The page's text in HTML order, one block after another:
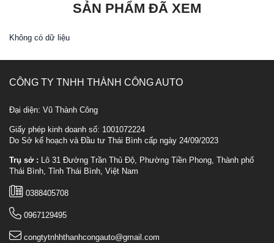
SẢN PHẨM ĐÃ XEM
Không có dữ liệu
CÔNG TY TNHH THÀNH CÔNG AUTO
Đại diện: Vũ Thành Công
Giấy phép kinh doanh số: 1001072224
Do Sở kế hoạch và Đầu tư Thái Bình cấp ngày 24/09/2023
Trụ sở : Lô 31 Đường Trần Thủ Độ, Phường Tiền Phong, Thành phố
Thái Bình, Tỉnh Thái Bình, Việt Nam
0388405708
0967129495
congtytnhhthanhcongauto@gmail.com